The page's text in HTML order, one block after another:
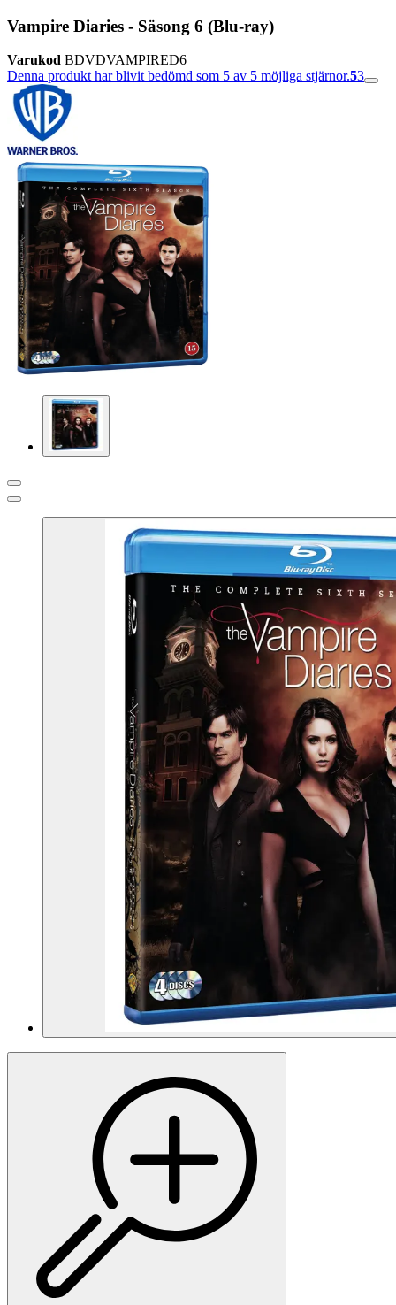
Vampire Diaries - Säsong 6 (Blu-ray)
Varukod BDVDVAMPIRED6
Denna produkt har blivit bedömd som 5 av 5 möjliga stjärnor.53